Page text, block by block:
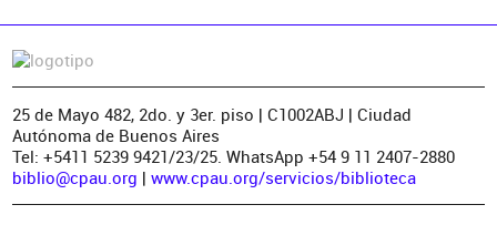
25 de Mayo 482, 2do. y 3er. piso | C1002ABJ | Ciudad
Autónoma de Buenos Aires
Tel: +5411 5239 9421/23/25. WhatsApp +54 9 11 2407-2880
biblio@cpau.org | www.cpau.org/servicios/biblioteca